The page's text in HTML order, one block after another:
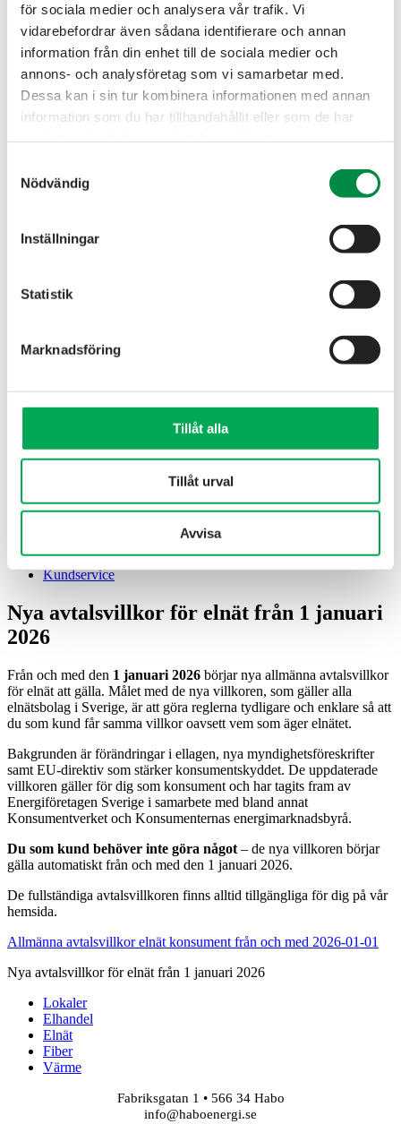
för sociala medier och analysera vår trafik. Vi
vidarebefordrar även sådana identifierare och annan
information från din enhet till de sociala medier och
annons- och analysföretag som vi samarbetar med.
Dessa kan i sin tur kombinera informationen med annan
information som du har tillhandahållit eller som de har
Nödvändig
Inställningar
Statistik
Marknadsföring
Tillåt alla
Tillåt urval
Avvisa
TV
Elnät
Bostad
Kundservice
Elhandel
Fjärrvärme
Internet
Elnät
Bostad
Mina sidor
Sök
Elhandel
Kundservice
Internet
Om oss
Kundservice
Nya avtalsvillkor för elnät från 1 januari
2026
Från och med den 1 januari 2026 börjar nya allmänna avtalsvillkor
för elnät att gälla. Målet med de nya villkoren, som gäller alla
elnätsbolag i Sverige, är att göra reglerna tydligare och enklare så att
du som kund får samma villkor oavsett vem som äger elnätet.
Bakgrunden är förändringar i ellagen, nya myndighetsföreskrifter
samt EU-direktiv som stärker konsumentskyddet. De uppdaterade
villkoren gäller för dig som konsument och har tagits fram av
Energiföretagen Sverige i samarbete med bland annat
Konsumentverket och Konsumenternas energimarknadsbyrå.
Du som kund behöver inte göra något – de nya villkoren börjar
gälla automatiskt från och med den 1 januari 2026.
De fullständiga avtalsvillkoren finns alltid tillgängliga för dig på vår
hemsida.
Allmänna avtalsvillkor elnät konsument från och med 2026-01-01
Nya avtalsvillkor för elnät från 1 januari 2026
Lokaler
Elhandel
Elnät
Fiber
Värme
Fabriksgatan 1 • 566 34 Habo
info@haboenergi.se